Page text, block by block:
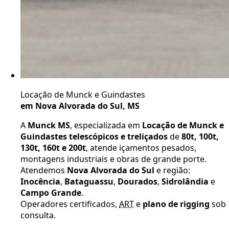
Locação de Munck e Guindastes
em Nova Alvorada do Sul, MS
A Munck MS, especializada em Locação de Munck e
Guindastes telescópicos e treliçadosde80t, 100t,
130t, 160t e 200t, atende içamentos pesados,
montagens industriais e obras de grande porte.
Atendemos Nova Alvorada do Sul e região:
Inocência, Bataguassu, Dourados, Sidrolândia e
Campo Grande.
Operadores certificados, ARTe plano de rigging sob
consulta.